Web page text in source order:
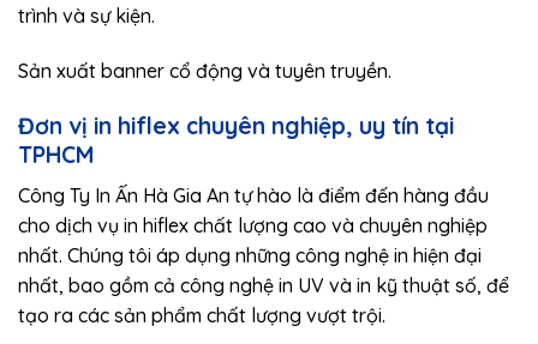
trình và sự kiện.
Sản xuất banner cổ động và tuyên truyền.
Đơn vị in hiflex chuyên nghiệp, uy tín tại
TPHCM
Công Ty In Ấn Hà Gia An tự hào là điểm đến hàng đầu
cho dịch vụ in hiflex chất lượng cao và chuyên nghiệp
nhất. Chúng tôi áp dụng những công nghệ in hiện đại
nhất, bao gồm cả công nghệ in UV và in kỹ thuật số, để
tạo ra các sản phẩm chất lượng vượt trội.